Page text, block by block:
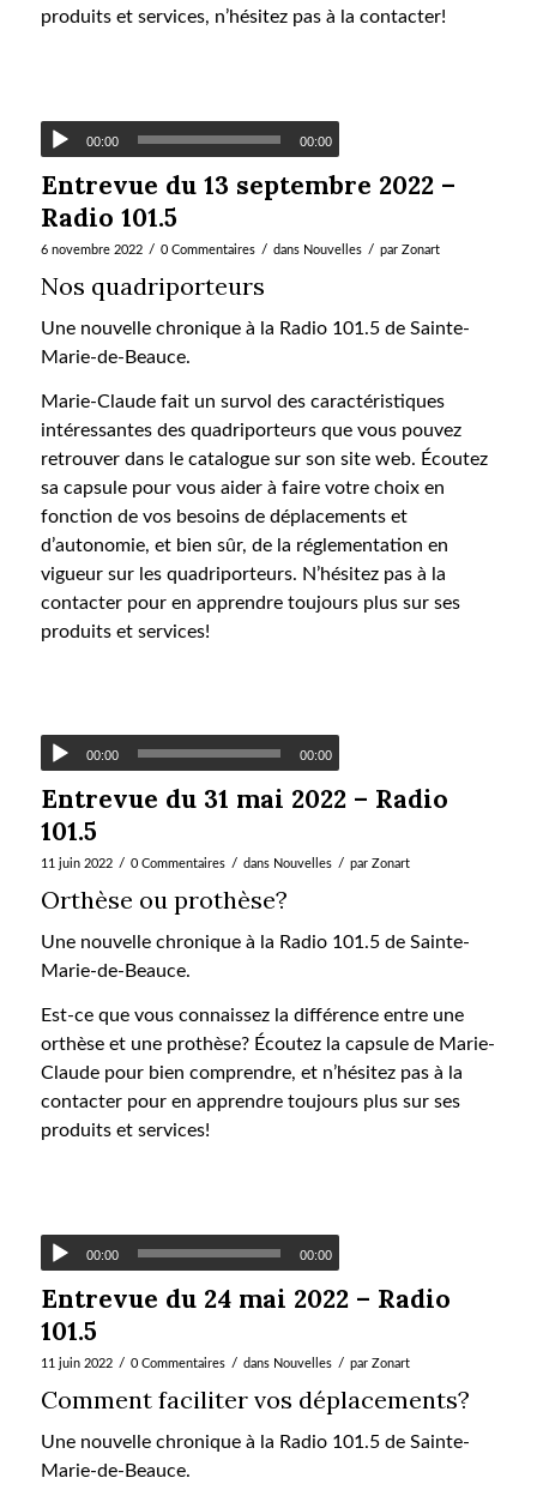
produits et services, n’hésitez pas à la contacter!
00:00 00:00
Entrevue du 13 septembre 2022 –
Radio 101.5
6 novembre 2022 / 0 Commentaires / dans Nouvelles / par Zonart
Nos quadriporteurs
Une nouvelle chronique à la Radio 101.5 de Sainte-
Marie-de-Beauce.
Marie-Claude fait un survol des caractéristiques
intéressantes des quadriporteurs que vous pouvez
retrouver dans le catalogue sur son site web. Écoutez
sa capsule pour vous aider à faire votre choix en
fonction de vos besoins de déplacements et
d’autonomie, et bien sûr, de la réglementation en
vigueur sur les quadriporteurs. N’hésitez pas à la
contacter pour en apprendre toujours plus sur ses
produits et services!
00:00 00:00
Entrevue du 31 mai 2022 – Radio
101.5
11 juin 2022 / 0 Commentaires / dans Nouvelles / par Zonart
Orthèse ou prothèse?
Une nouvelle chronique à la Radio 101.5 de Sainte-
Marie-de-Beauce.
Est-ce que vous connaissez la différence entre une
orthèse et une prothèse? Écoutez la capsule de Marie-
Claude pour bien comprendre, et n’hésitez pas à la
contacter pour en apprendre toujours plus sur ses
produits et services!
00:00 00:00
Entrevue du 24 mai 2022 – Radio
101.5
11 juin 2022 / 0 Commentaires / dans Nouvelles / par Zonart
Comment faciliter vos déplacements?
Une nouvelle chronique à la Radio 101.5 de Sainte-
Marie-de-Beauce.